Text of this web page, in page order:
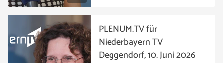
PLENUM.TV für
Niederbayern TV
Deggendorf, 10. Juni 2026